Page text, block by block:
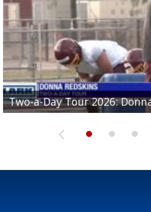
Two-a-Day Tour 2026:
Two-a-Day Tour 2026:
Two-a-Day Tour 2026: La
Two-a-Day Tour 2026: Rio
Two-a-Day Tour 2026:
Bloodhounds